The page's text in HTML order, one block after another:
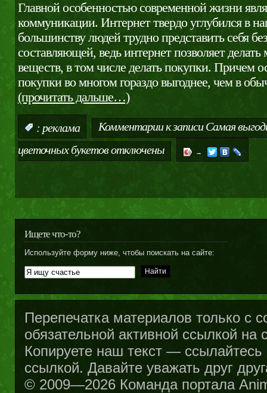
Главной особенностью современной жизни
коммуникации. Интернет твердо углубился в
большинству людей трудно представить себя
составляющей, ведь интернет позволяет
веществ, в том числе делать покупки. Причем
покупки во многом гораздо выгоднее, чем в
(прочитать дальше…)
: реклама Комментариик записи Самая
цветочных букетовотключены →
Ищете что-то?
Используйте форму ниже, чтобы поискать на сайте:
Перепечатка материалов только с
обязательной активной ссылкой на
Копируете наш текст —
ссылкой. Давайте уважать друг
© 2009—2026 Команда портала